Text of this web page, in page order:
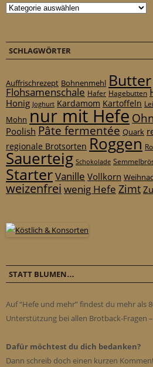
Kategorien
SCHLAGWÖRTER
Auffrischrezept Bohnenmehl Butter
Flohsamenschale Hafer Hagebutten
Honig Joghurt Kardamom Kartoffeln
Mohn nur mit Hefe
Poolish Pâte fermentée Quark
regionale Brotsorten Roggen
Sauerteig Schokolade
StarterVanille Vollkorn
weizenfrei wenig Hefe Zimt
STATT BLUMEN…
Auf “Hefe und mehr” findest du mehr als
Unterstützung bei allen Brotback-Fragen
Dafür möchtest du dich bedanken?
Dann schreib doch einen kurzen